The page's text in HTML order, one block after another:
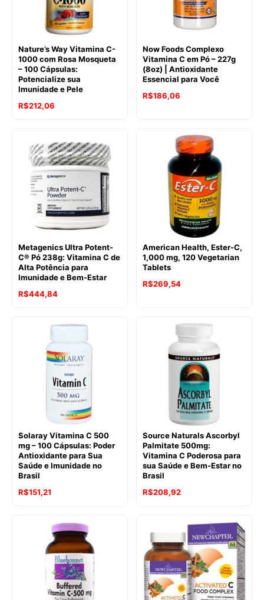
Nature’s Way Vitamina C-
1000 com Rosa Mosqueta
– 100 Cápsulas:
Potencialize sua
Imunidade e Pele
R$212,06
Now Foods Complexo
Vitamina C em Pó – 227g
(8oz) | Antioxidante
Essencial para Você
R$186,06
Metagenics Ultra Potent-
C® Pó 238g: Vitamina C de
Alta Potência para
Imunidade e Bem-Estar
R$444,84
American Health, Ester-C,
1,000 mg, 120 Vegetarian
Tablets
R$269,54
Solaray Vitamina C 500
mg – 100 Cápsulas: Poder
Antioxidante para Sua
Saúde e Imunidade no
Brasil
R$151,21
Source Naturals Ascorbyl
Palmitate 500mg:
Vitamina C Poderosa para
sua Saúde e Bem-Estar no
Brasil
R$208,92